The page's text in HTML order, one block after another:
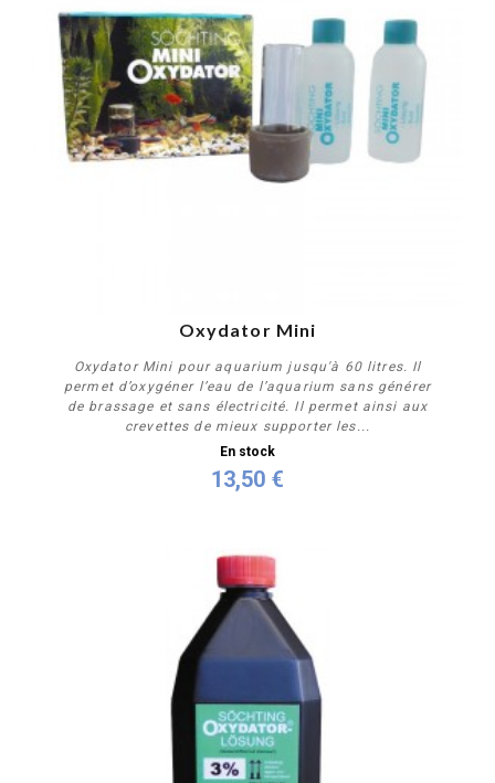
Oxydator Mini
Oxydator Mini pour aquarium jusqu'à 60 litres. Il
permet d’oxygéner l’eau de l’aquarium sans générer
de brassage et sans électricité. Il permet ainsi aux
crevettes de mieux supporter les...
En stock
13,50 €